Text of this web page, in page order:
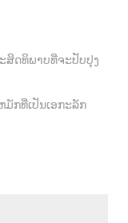
ສິດທິພາບທີ່ຈະປັບປຸງ
ກທີ່ເປັນເອກະລັກ